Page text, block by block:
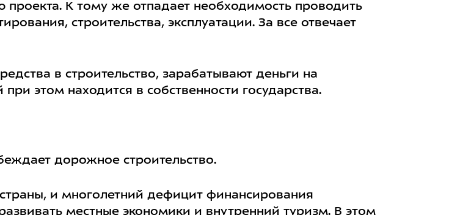
проекта. К тому же отпадает необходимость проводить
строительства, эксплуатации. За все отвечает
в строительство, зарабатывают деньги на
этом находится в собственности государства.
дорожное строительство.
и многолетний дефицит финансирования
местные экономики и внутренний туризм. В этом